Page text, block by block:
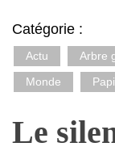
Catégorie :
Actu Arbre
Monde
Le